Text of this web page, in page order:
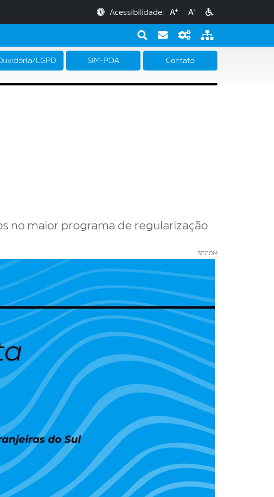
Acessibilidade: A+ A-
LGPD SIM-POA Contato
no maior programa de regularização
SECOM